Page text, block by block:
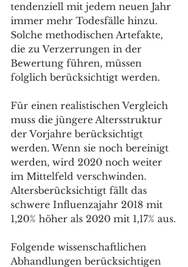
tendenziell mit jedem neuen Jahr
immer mehr Todesfälle hinzu.
Solche methodischen Artefakte,
die zu Verzerrungen in der
Bewertung führen, müssen
folglich berücksichtigt werden.
Für einen realistischen Vergleich
muss die jüngere Altersstruktur
der Vorjahre berücksichtigt
werden. Wenn sie noch bereinigt
werden, wird 2020 noch weiter
im Mittelfeld verschwinden.
Altersberücksichtigt fällt das
schwere Influenzajahr 2018 mit
1,20% höher als 2020 mit 1,17% aus.
Folgende wissenschaftlichen
Abhandlungen berücksichtigen